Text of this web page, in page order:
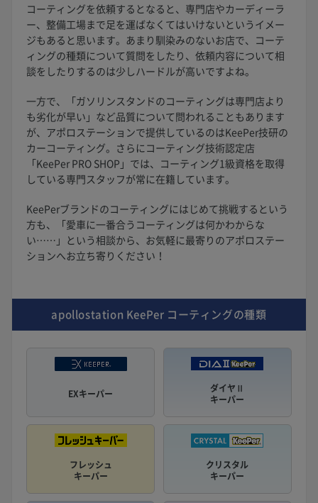
コーティングを依頼するとなると、専門店やカーディーラ
ー、整備工場まで足を運ばなくてはいけないというイメー
ジもあると思います。あまり馴染みのないお店で、コーテ
ィングの種類について質問をしたり、依頼内容について相
談をしたりするのは少しハードルが高いですよね。
一方で、「ガソリンスタンドのコーティングは専門店より
も劣化が早い」など品質について問われることもあります
が、アポロステーションで提供しているのはKeePer技研の
カーコーティング。さらにコーティング技術認定店
「KeePer PRO SHOP」では、コーティング1級資格を取得
している専門スタッフが常に在籍しています。
KeePerブランドのコーティングにはじめて挑戦するという
方も、「愛車に一番合うコーティングは何かわからな
い……」という相談から、お気軽に最寄りのアポロステー
ションへお立ち寄りください！
apollostation KeePer コーティングの種類
EXキーパー
ダイヤⅡ
キーパー
フレッシュ
キーパー
クリスタル
キーパー